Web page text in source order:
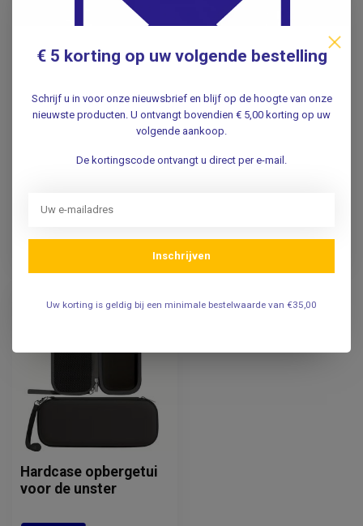
SOEHNLE
Soehnle 8320
Opvouwbare
SECA
Babyweegschaal seca
757
1.566,12 Excl. btw
Hardcase opbergetui
voor de unster
€ 5 korting op uw volgende bestelling
Schrijf u in voor onze nieuwsbrief en blijf op de hoogte van onze
nieuwste producten. U ontvangt bovendien € 5,00 korting op uw
volgende aankoop.
De kortingscode ontvangt u direct per e-mail.
Inschrijven
Uw korting is geldig bij een minimale bestelwaarde van €35,00